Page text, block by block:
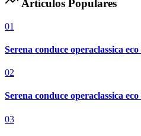
Artículos Populares
01
Serena conduce operaclassica
02
Serena conduce operaclassica
03